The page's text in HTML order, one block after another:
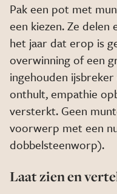
Pak een pot met
een kiezen. Ze
het jaar dat erop is
overwinning of een
ingehouden
onthult, empathie
versterkt. Geen
voorwerp met een
dobbelsteenworp).
Laat zien en